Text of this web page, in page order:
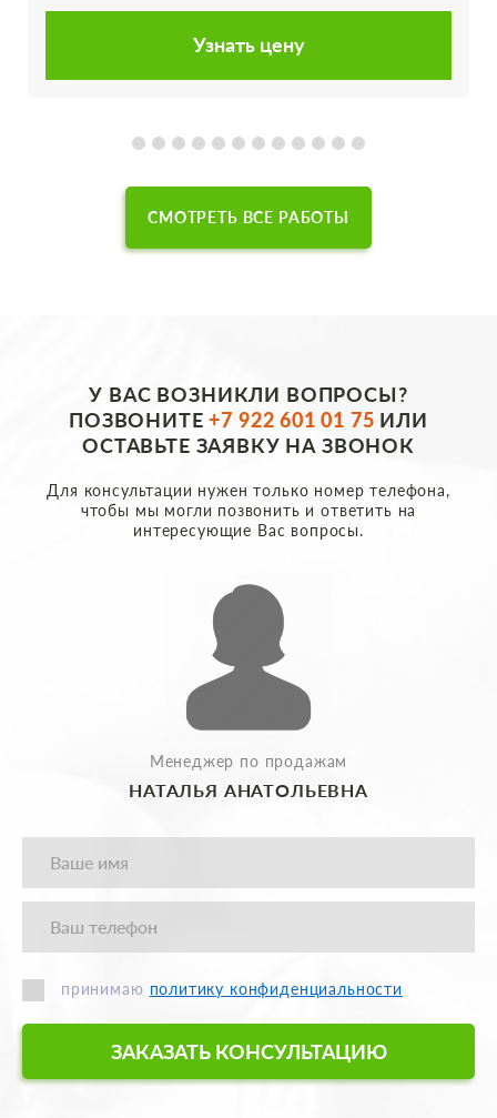
Узнать цену
СМОТРЕТЬ ВСЕ РАБОТЫ
У ВАС ВОЗНИКЛИ ВОПРОСЫ?
ПОЗВОНИТЕ+7 922 601 01 75 ИЛИ
ОСТАВЬТЕ ЗАЯВКУ НА ЗВОНОК
Для консультации нужен только номер телефона,
чтобы мы могли позвонить и ответить на
интересующие Вас вопросы.
Менеджер по продажам
НАТАЛЬЯ АНАТОЛЬЕВНА
принимаю политику конфиденциальности
ЗАКАЗАТЬ КОНСУЛЬТАЦИЮ